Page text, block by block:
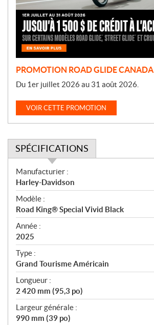
t
n
PROMOTION ROAD GLIDE CANADA
Du 1er juillet 2026 au 31 août 2026.
VOIR CETTE PROMOTION
SPÉCIFICATIONS
S
p
é
c
i
f
i
c
a
t
i
o
n
s
Manufacturier :
Harley-Davidson
Modèle :
Road King® Special Vivid Black
Année :
2025
Type :
Grand Tourisme Américain
Longueur :
2 420 mm (95,3 po)
Largeur générale :
990 mm (39 po)